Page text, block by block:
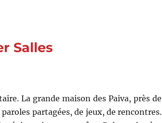
Salles
La grande maison des Paiva, près de
partagées, de jeux, de rencontres.